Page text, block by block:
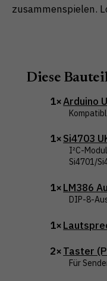
zusammenspielen.
Diese
1×Arduino
1×Si4703
I²C-
Si4701/
1×LM386
DIP-8-
1×
2×Taster
Für